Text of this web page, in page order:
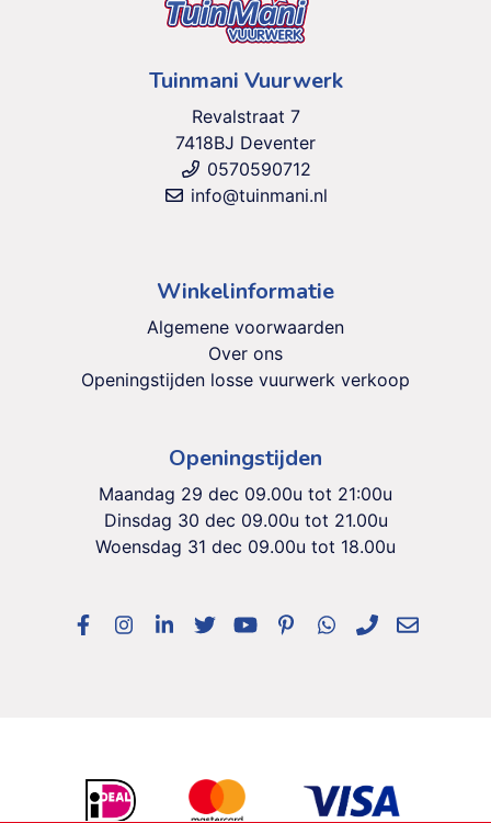
Tuinmani Vuurwerk
Revalstraat 7
7418BJ Deventer
0570590712
info@tuinmani.nl
Winkelinformatie
Algemene voorwaarden
Over ons
Openingstijden losse vuurwerk verkoop
Openingstijden
Maandag 29 dec 09.00u tot 21:00u
Dinsdag 30 dec 09.00u tot 21.00u
Woensdag 31 dec 09.00u tot 18.00u